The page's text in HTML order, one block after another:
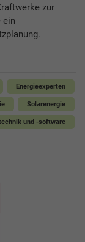
zur
ein
Energieexperten
Solarenergie
und -software